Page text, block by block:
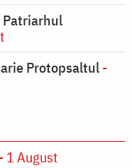
Protopsaltul-
- 1 August